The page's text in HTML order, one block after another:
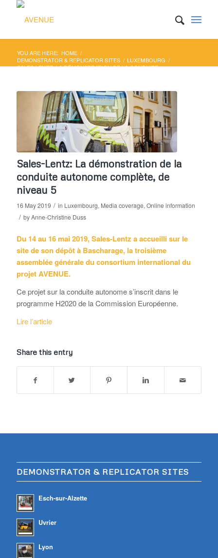
YOU ARE HERE: HOME /
DEMONSTRATOR & REPLICATOR SITES / LUXEMBOURG /
SALES-LENTZ: LA DÉMONSTRATION DE LA CONDUITE
Sales-Lentz: La démonstration de la
conduite autonome complète, de
niveau 5
16 May 2019 / in Luxembourg, Media coverage, Online information
/ byAnne-Christine Duss
Du 14 au 16 mai 2019, Sales-Lentz a accueilli sur le
site de son dépôt à Bascharage, la troisième
assemblée générale du consortium international du
projet AVENUE.
Ce projet sur la conduite autonome s’inscrit dans le
programme H2020 de la Commission Européenne.
Lire l’article
Share this entry
DEMONSTRATOR & REPLICATOR SITES
Esch-sur-Alzette
Uvrier
Lyon